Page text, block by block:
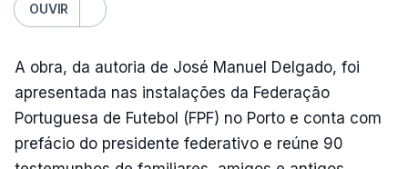
OUVIR
A obra, da autoria de José Manuel Delgado, foi
apresentada nas instalações da Federação
Portuguesa de Futebol (FPF) no Porto e conta com
prefácio do presidente federativo e reúne 90